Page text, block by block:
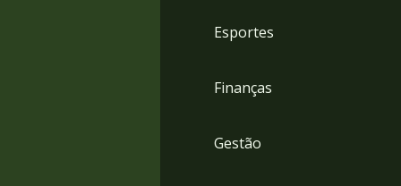
Esportes
Finanças
Gestão